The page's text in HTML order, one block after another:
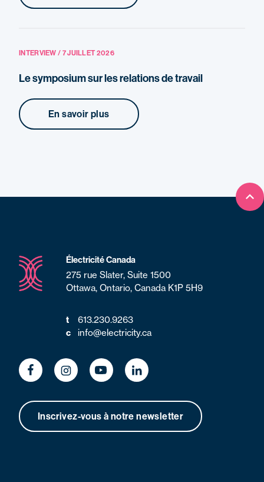
INTERVIEW / 7 JUILLET 2026
Le symposium sur les relations de travail
En savoir plus
Électricité Canada
275 rue Slater, Suite 1500
Ottawa, Ontario, Canada K1P 5H9
t
613.230.9263
c
info@electricity.ca
Inscrivez-vous à notre newsletter